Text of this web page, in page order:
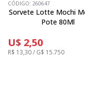
CÓDIGO: 260647
Sorvete Lotte Mochi
Pote 80Ml
U$ 2,50
R$ 13,30 / G$ 15.750